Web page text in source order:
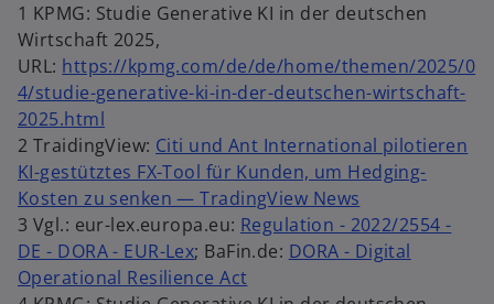
1 KPMG: Studie Generative KI in der deutschen
Wirtschaft 2025,
URL: https://kpmg.com/de/de/home/themen/2025/0
4/studie-generative-ki-in-der-deutschen-wirtschaft-
2025.html
2 TraidingView: Citi und Ant International pilotieren
KI-gestütztes FX-Tool für Kunden, um Hedging-
Kosten zu senken — TradingView News
3 Vgl.: eur-lex.europa.eu: Regulation - 2022/2554 -
DE - DORA - EUR-Lex; BaFin.de: DORA - Digital
Operational Resilience Act